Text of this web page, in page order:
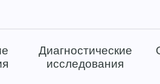
Диагностические
исследования